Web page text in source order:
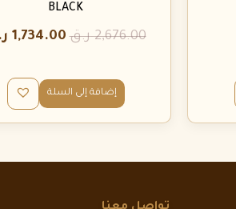
BLACK
2,676.00 ر.ق 1,734.00
إضافة إلى السلة